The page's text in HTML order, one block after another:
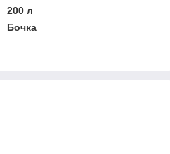
200 л
Бочка